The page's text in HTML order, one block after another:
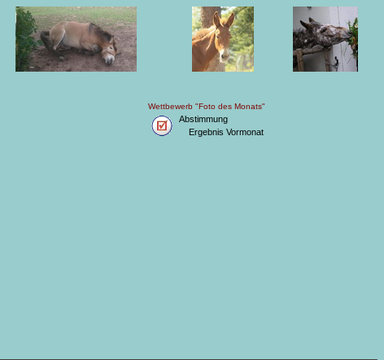
Wettbewerb "Foto des Monats"
Abstimmung
Ergebnis Vormonat